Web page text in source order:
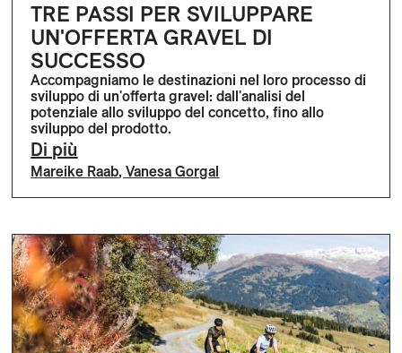
TRE PASSI PER SVILUPPARE
UN'OFFERTA GRAVEL DI
SUCCESSO
Accompagniamo le destinazioni nel loro processo di
sviluppo di un'offerta gravel: dall'analisi del
potenziale allo sviluppo del concetto, fino allo
sviluppo del prodotto.
Di più
Mareike Raab,Vanesa Gorgal